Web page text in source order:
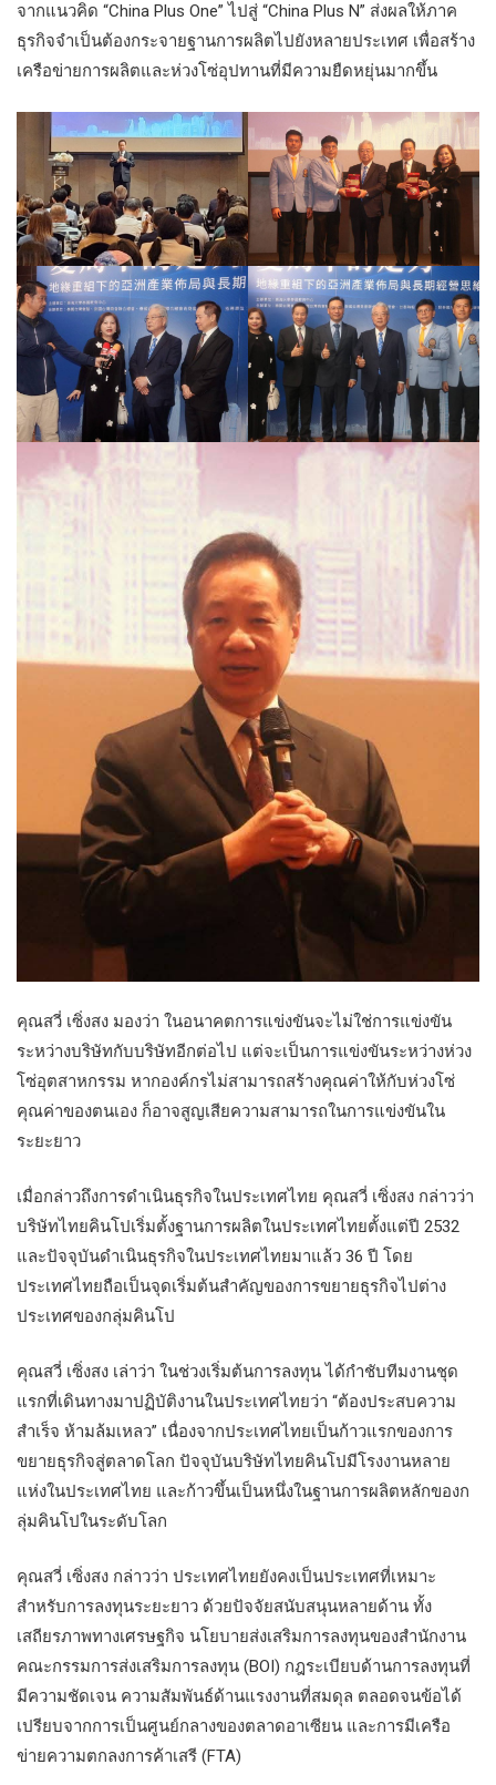
จากแนวคิด “China Plus One” ไปสู่ “China Plus N” ส่งผลให้ภาค
ธุรกิจจำเป็นต้องกระจายฐานการผลิตไปยังหลายประเทศ เพื่อสร้าง
เครือข่ายการผลิตและห่วงโซ่อุปทานที่มีความยืดหยุ่นมากขึ้น
คุณสวี่ เซิ่งสง มองว่า ในอนาคตการแข่งขันจะไม่ใช่การแข่งขัน
ระหว่างบริษัทกับบริษัทอีกต่อไป แต่จะเป็นการแข่งขันระหว่างห่วง
โซ่อุตสาหกรรม หากองค์กรไม่สามารถสร้างคุณค่าให้กับห่วงโซ่
คุณค่าของตนเอง ก็อาจสูญเสียความสามารถในการแข่งขันใน
ระยะยาว
เมื่อกล่าวถึงการดำเนินธุรกิจในประเทศไทย คุณสวี่ เซิ่งสง กล่าวว่า
บริษัทไทยคินโปเริ่มตั้งฐานการผลิตในประเทศไทยตั้งแต่ปี 2532
และปัจจุบันดำเนินธุรกิจในประเทศไทยมาแล้ว 36 ปี โดย
ประเทศไทยถือเป็นจุดเริ่มต้นสำคัญของการขยายธุรกิจไปต่าง
ประเทศของกลุ่มคินโป
คุณสวี่ เซิ่งสง เล่าว่า ในช่วงเริ่มต้นการลงทุน ได้กำชับทีมงานชุด
แรกที่เดินทางมาปฏิบัติงานในประเทศไทยว่า “ต้องประสบความ
สำเร็จ ห้ามล้มเหลว” เนื่องจากประเทศไทยเป็นก้าวแรกของการ
ขยายธุรกิจสู่ตลาดโลก ปัจจุบันบริษัทไทยคินโปมีโรงงานหลาย
แห่งในประเทศไทย และก้าวขึ้นเป็นหนึ่งในฐานการผลิตหลักของก
ลุ่มคินโปในระดับโลก
คุณสวี่ เซิ่งสง กล่าวว่า ประเทศไทยยังคงเป็นประเทศที่เหมาะ
สำหรับการลงทุนระยะยาว ด้วยปัจจัยสนับสนุนหลายด้าน ทั้ง
เสถียรภาพทางเศรษฐกิจ นโยบายส่งเสริมการลงทุนของสำนักงาน
คณะกรรมการส่งเสริมการลงทุน (BOI) กฎระเบียบด้านการลงทุนที่
มีความชัดเจน ความสัมพันธ์ด้านแรงงานที่สมดุล ตลอดจนข้อได้
เปรียบจากการเป็นศูนย์กลางของตลาดอาเซียน และการมีเครือ
ข่ายความตกลงการค้าเสรี (FTA)